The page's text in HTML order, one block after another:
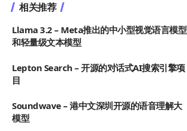
相关推荐
Llama 3.2 – Meta推出的中小型视觉语言模型
和轻量级文本模型
Lepton Search – 开源的对话式AI搜索引擎项
目
Soundwave – 港中文深圳开源的语音理解大
模型